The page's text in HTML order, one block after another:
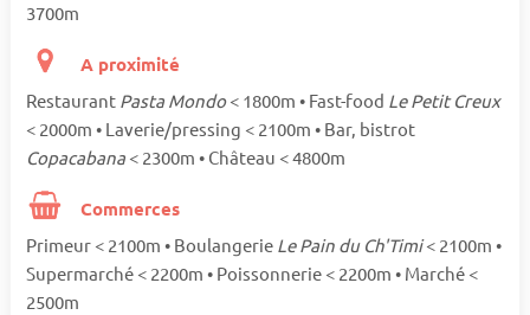
3700m
A proximité
Restaurant Pasta Mondo< 1800m • Fast-food Le Petit Creux
< 2000m • Laverie/pressing < 2100m • Bar, bistrot
Copacabana < 2300m • Château < 4800m
Commerces
Primeur < 2100m • Boulangerie Le Pain du Ch'Timi< 2100m •
Supermarché < 2200m • Poissonnerie < 2200m • Marché <
2500m